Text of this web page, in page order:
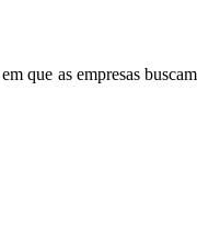
que as empresas buscam